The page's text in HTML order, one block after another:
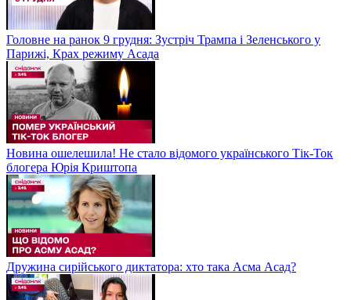
Головне на ранок 9 грудня: Зустріч Трампа і Зеленського у
Парижі, Крах режиму Асада
Новина ошелешила! Не стало відомого українського Тік-Ток
блогера Юрія Криштопа
Дружина сирійського диктатора: хто така Асма Асад?